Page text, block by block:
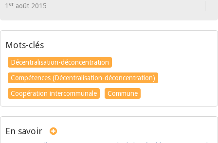
1 er août 2015
Mots-clés
Décentralisation-déconcentration
Compétences (Décentralisation-déconcentration)
Coopération intercommunale
Commune
En savoir